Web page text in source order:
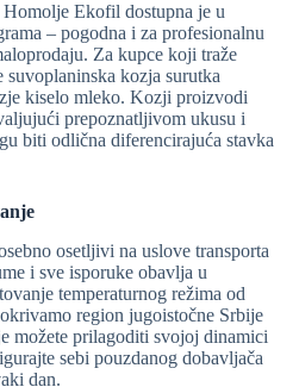
Ekofil dostupna je u
– pogodna i za profesionalnu
Za kupce koji traže
kozja surutka
kiselo mleko. Kozji proizvodi
prepoznatljivom ukusu i
biti odlična diferencirajuća stavka
osetljivi na uslove transporta
i sve isporuke obavlja u
temperaturnog režima od
region jugoistočne Srbije
možete prilagoditi svojoj dinamici
sebi pouzdanog dobavljača
dan.